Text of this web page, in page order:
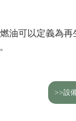
油可以定義為
>>設